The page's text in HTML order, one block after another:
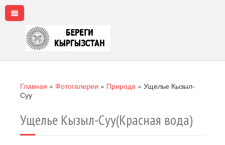
Главная » Фотогалереи » Природа » Ущелье Кызыл-
Суу
Ущелье Кызыл-Суу(Красная вода)